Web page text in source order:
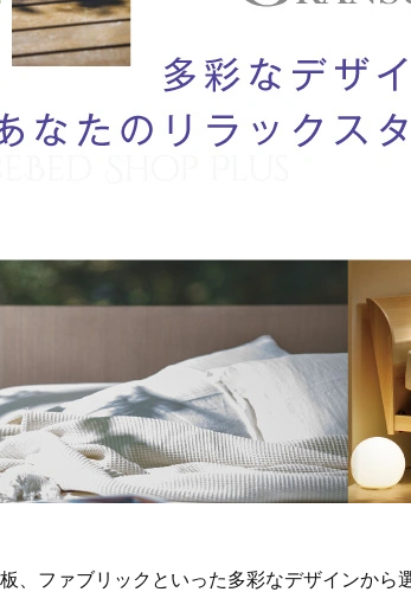
、ファブリックといった多彩なデザインか